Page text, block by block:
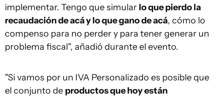
implementar. Tengo que simular lo que pierdo la
recaudación de acá y lo que gano de acá, cómo lo
compenso para no perder y para tener generar un
problema fiscal", añadió durante el evento.
"Si vamos por un IVA Personalizado es posible que
el conjunto de productos que hoy están